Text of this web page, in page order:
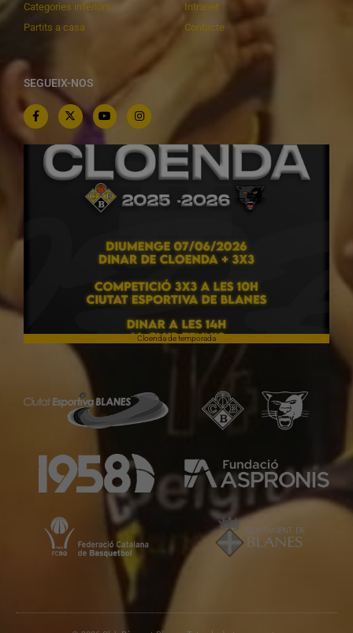
Categories inferiors
Partits a casa
Intranet
Contacte
SEGUEIX-NOS
Cloenda de temporada